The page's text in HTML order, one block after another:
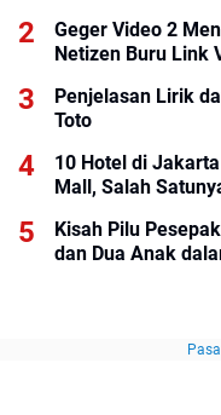
Geger Video 2
Netizen Buru Link
Penjelasan Lirik
Toto
10 Hotel di
Mall, Salah
Kisah Pilu
dan Dua Anak